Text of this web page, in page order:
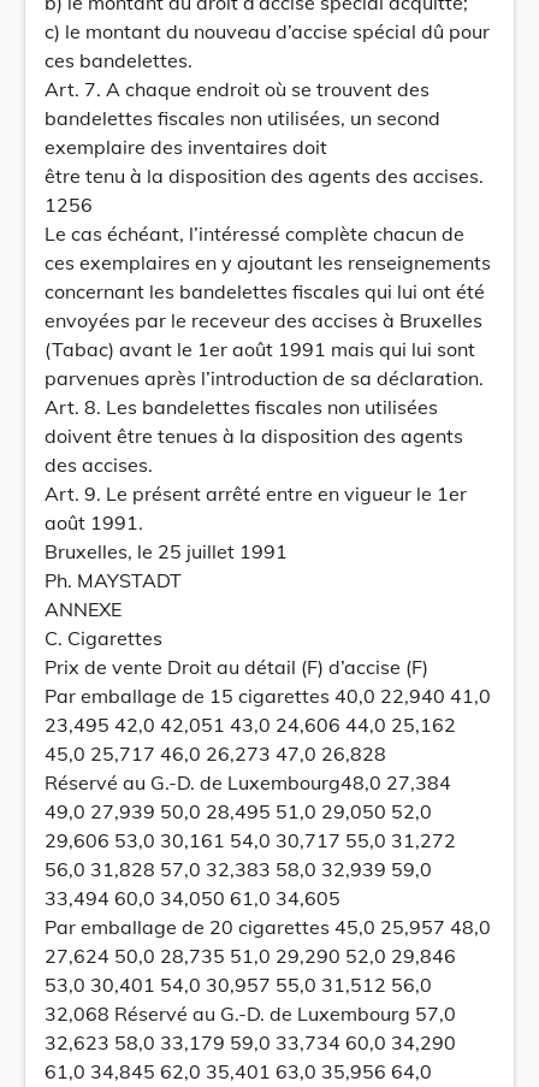
c) le montant du nouveau d’accise spécial dû pour
ces bandelettes.
Art. 7. A chaque endroit où se trouvent des
bandelettes fiscales non utilisées, un second
exemplaire des inventaires doit
être tenu à la disposition des agents des accises.
1256
Le cas échéant, l’intéressé complète chacun de
ces exemplaires en y ajoutant les renseignements
concernant les bandelettes fiscales qui lui ont été
envoyées par le receveur des accises à Bruxelles
(Tabac) avant le 1er août 1991 mais qui lui sont
parvenues après l’introduction de sa déclaration.
Art. 8. Les bandelettes fiscales non utilisées
doivent être tenues à la disposition des agents
des accises.
Art. 9. Le présent arrêté entre en vigueur le 1er
août 1991.
Bruxelles, le 25 juillet 1991
Ph. MAYSTADT
ANNEXE
C. Cigarettes
Prix de vente Droit au détail (F) d’accise (F)
Par emballage de 15 cigarettes 40,0 22,940 41,0
23,495 42,0 42,051 43,0 24,606 44,0 25,162
45,0 25,717 46,0 26,273 47,0 26,828
Réservé au G.-D. de Luxembourg48,0 27,384
49,0 27,939 50,0 28,495 51,0 29,050 52,0
29,606 53,0 30,161 54,0 30,717 55,0 31,272
56,0 31,828 57,0 32,383 58,0 32,939 59,0
33,494 60,0 34,050 61,0 34,605
Par emballage de 20 cigarettes 45,0 25,957 48,0
27,624 50,0 28,735 51,0 29,290 52,0 29,846
53,0 30,401 54,0 30,957 55,0 31,512 56,0
32,068 Réservé au G.-D. de Luxembourg 57,0
32,623 58,0 33,179 59,0 33,734 60,0 34,290
61,0 34,845 62,0 35,401 63,0 35,956 64,0